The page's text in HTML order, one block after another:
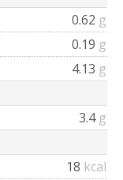
0.62 g
0.19 g
4.13 g
3.4 g
18 kcal